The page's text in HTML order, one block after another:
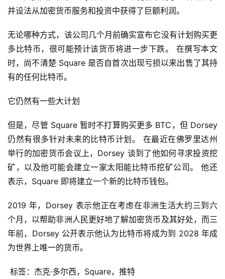
首
快
信
并设法从加密货币服务和投资中获得了巨额利润。
无论哪种方式，该公司几个月前确实宣布它没有计划购买更
多比特币，很可能预计该货币将进一步下跌。 在撰写本文
时，尚不清楚 Square 是否自首次出现亏损以来出售了其持
有的任何比特币。
它仍然有一些大计划
但是，尽管 Square 暂时不打算购买更多 BTC，但 Dorsey
仍然有很多针对未来的比特币计划。 在最近在佛罗里达州
举行的加密货币会议上，Dorsey 谈到了他如何寻求投资挖
矿，以及他可能会建立一家太阳能比特币挖矿公司。 他还
表示，Square 即将建立一个新的比特币钱包。
2019 年，Dorsey 表示他正在考虑在非洲生活大约三到六
个月，以帮助非洲人民更好地了解加密货币及其好处，而三
年前，Dorsey 公开表示他认为比特币将成为到 2028 年成
为世界上唯一的货币。
标签：杰克·多尔西，Square，推特